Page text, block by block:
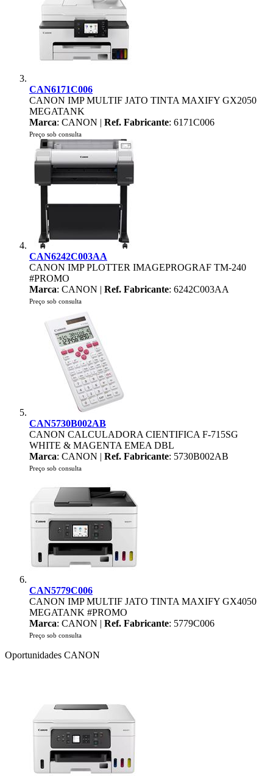
CAN6171C006
CANON IMP MULTIF JATO TINTA MAXIFY GX2050
MEGATANK
Marca: CANON | Ref. Fabricante: 6171C006
Preço sob consulta
CAN6242C003AA
CANON IMP PLOTTER IMAGEPROGRAF TM-240
#PROMO
Marca: CANON | Ref. Fabricante: 6242C003AA
Preço sob consulta
CAN5730B002AB
CANON CALCULADORA CIENTIFICA F-715SG
WHITE & MAGENTA EMEA DBL
Marca: CANON | Ref. Fabricante: 5730B002AB
Preço sob consulta
CAN5779C006
CANON IMP MULTIF JATO TINTA MAXIFY GX4050
MEGATANK #PROMO
Marca: CANON | Ref. Fabricante: 5779C006
Preço sob consulta
Oportunidades CANON